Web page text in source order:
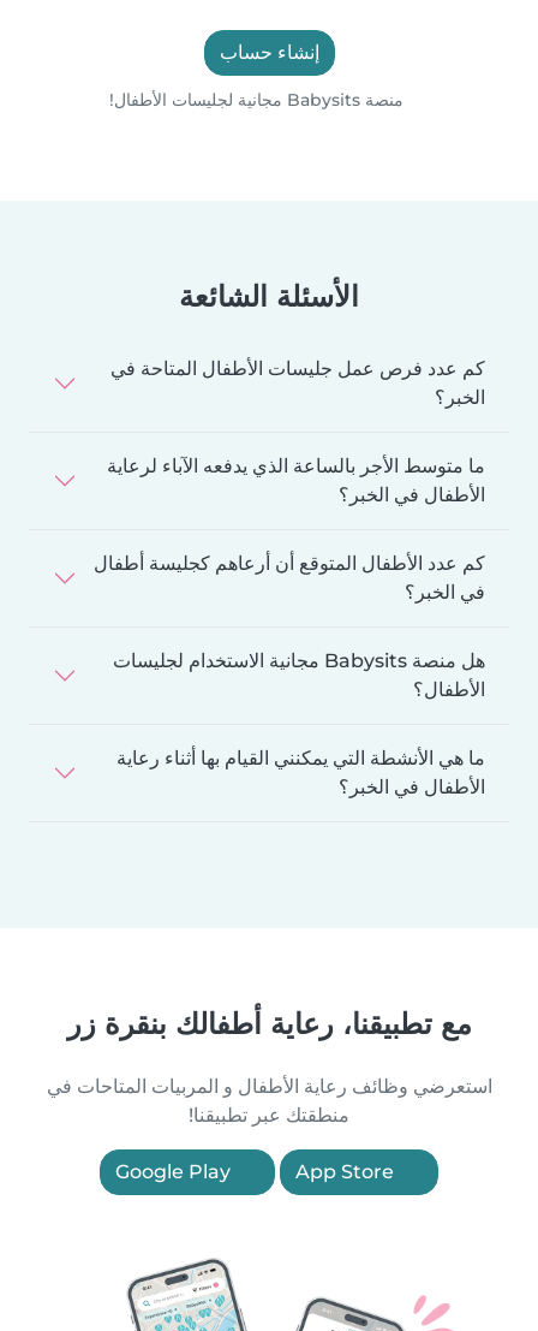
إنشاء حساب
منصة Babysits مجانية لجليسات الأطفال!
الأسئلة الشائعة
كم عدد فرص عمل جليسات الأطفال المتاحة في
الخبر؟
ما متوسط الأجر بالساعة الذي يدفعه الآباء لرعاية
الأطفال في الخبر؟
كم عدد الأطفال المتوقع أن أرعاهم كجليسة أطفال
في الخبر؟
هل منصة Babysits مجانية الاستخدام لجليسات
الأطفال؟
ما هي الأنشطة التي يمكنني القيام بها أثناء رعاية
الأطفال في الخبر؟
مع تطبيقنا، رعاية أطفالك بنقرة زر
استعرضي وظائف رعاية الأطفال و المربيات المتاحات في
منطقتك عبر تطبيقنا!